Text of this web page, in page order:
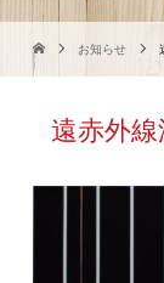
お知らせ
遠赤外